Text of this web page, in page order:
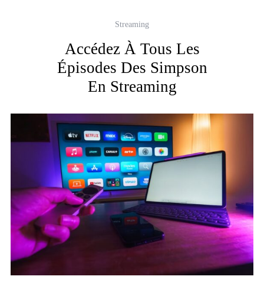
Streaming
Accédez À Tous Les
Épisodes Des Simpson
En Streaming